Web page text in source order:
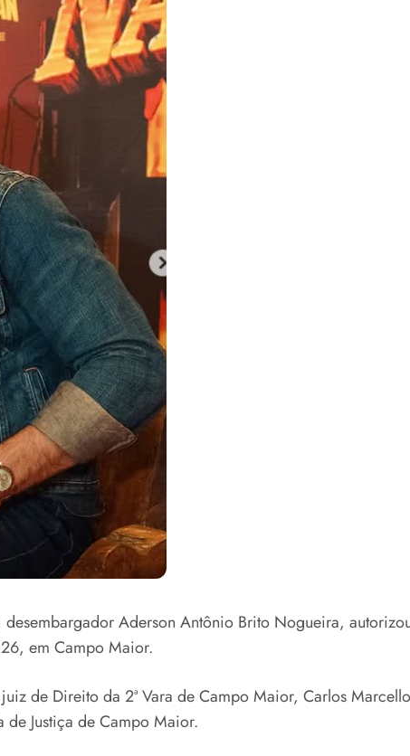
desembargador Aderson Antônio Brito Nogueira,
em Campo Maior.
de Direito da 2ª Vara de Campo Maior, Carlos
Justiça de Campo Maior.